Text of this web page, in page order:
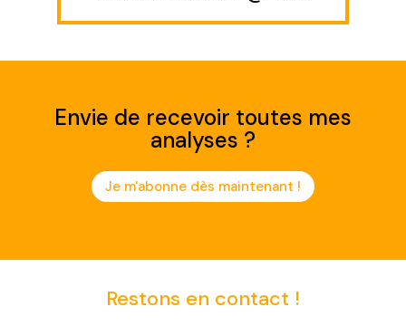
Envie de recevoir toutes mes
analyses ?
Je m'abonne dès maintenant !
Restons en contact !